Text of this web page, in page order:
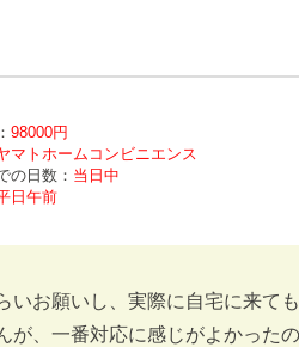
98000円
マトホームコンビニエンス
の日数： 当日中
日午前
いお願いし、実際に自宅に来て
が、一番対応に感じがよかった